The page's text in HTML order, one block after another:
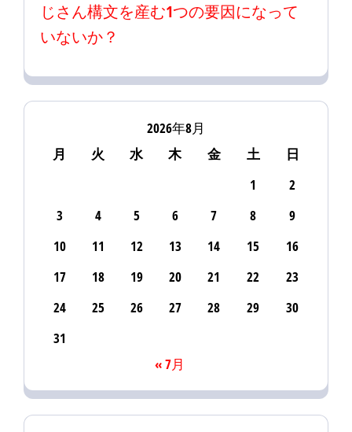
じさん構文を産む1つの要因になって
いないか？
2026年8月
月
火 水 木 金 土
日
1
2
3
4 5 6 7 8
9
10
11 12 13 14 15
16
17
18 19 20 21 22
23
24
25 26 27 28 29
30
31
« 7月